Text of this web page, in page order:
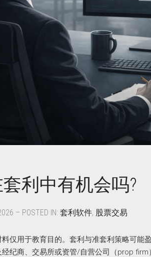
利中有机会吗?
– POSTED IN: 套利软件, 股票交易
仅用于教育目的。套利与准套利策略可能
纪商、交易所或资管/自营公司（prop firm